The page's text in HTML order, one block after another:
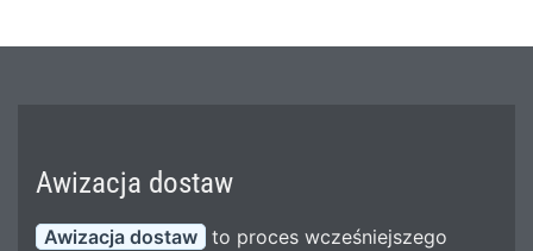
Awizacja dostaw
Awizacja dostaw to proces wcześniejszego